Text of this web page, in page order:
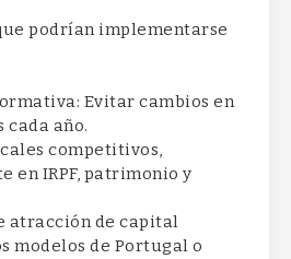
podrían implementarse
Evitar cambios en
cada año.
competitivos,
en IRPF, patrimonio y
atracción de capital
modelos de Portugal o